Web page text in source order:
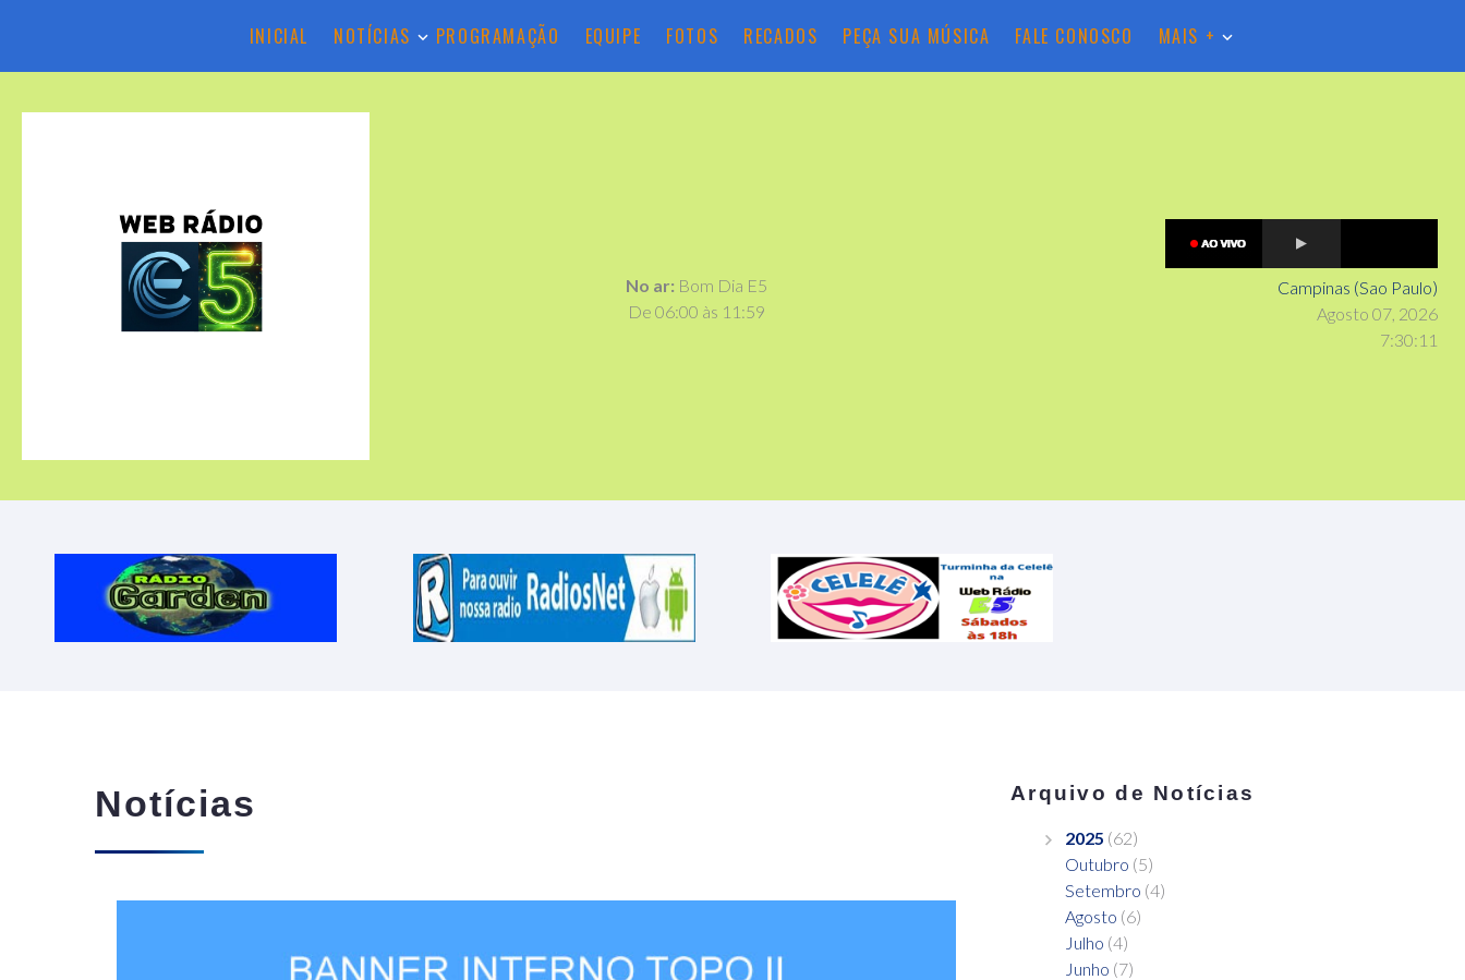
INICIAL NOTÍCIAS PROGRAMAÇÃO EQUIPE FOTOS RECADOS PEÇA SUA MÚSICA FALE CONOSCO MAIS +
No ar: Bom Dia E5
De 06:00 às 11:59
Campinas (Sao Paulo)
Agosto 07, 2026
7:30:13
Notícias Arquivo de Notícias
2025 (62)
Outubro (5)
Setembro (4)
Agosto (6)
Julho (4)
Junho (7)